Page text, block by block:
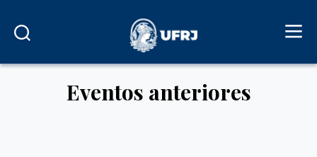
Eventos anteriores